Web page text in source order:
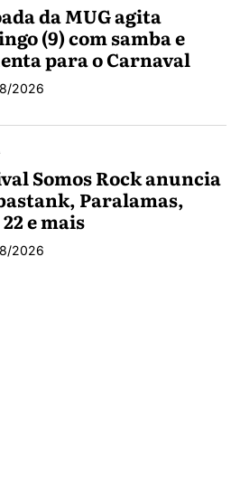
da MUG agita
(9) com samba e
para o Carnaval
2026
Somos Rock anuncia
Paralamas,
e mais
2026